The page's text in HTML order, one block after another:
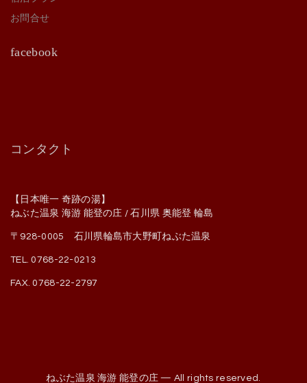
お問合せ
facebook
コンタクト
【日本唯一 奇跡の湯】
ねぶた温泉 海游 能登の庄 / 石川県 奥能登 輪島
〒928-0005 石川県輪島市大野町ねぶた温泉
TEL. 0768-22-0213
FAX. 0768-22-2797
ねぶた温泉 海游 能登の庄 — All rights reserved.